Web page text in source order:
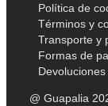
Política de
Términos y
Transporte y
Formas de
Devoluciones
@ Guapalia